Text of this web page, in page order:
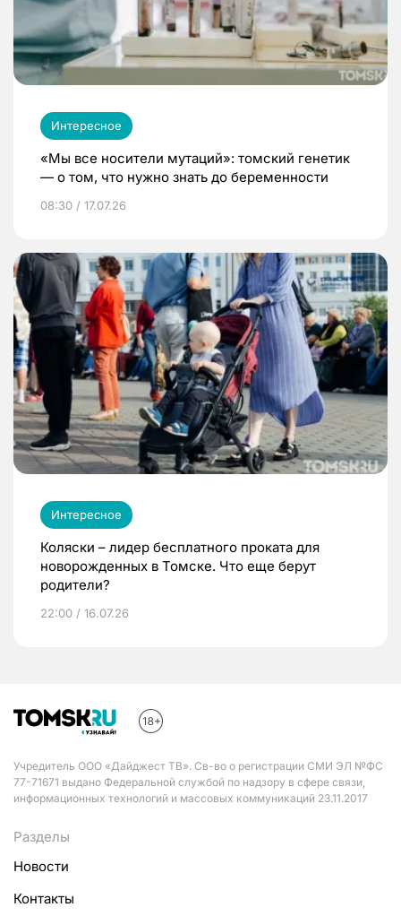
Интересное
«Мы все носители мутаций»: томский генетик
— о том, что нужно знать до беременности
08:30 / 17.07.26
Интересное
Коляски – лидер бесплатного проката для
новорожденных в Томске. Что еще берут
родители?
22:00 / 16.07.26
Учредитель ООО «Дайджест ТВ». Св-во о регистрации СМИ ЭЛ №ФС
77-71671 выдано Федеральной службой по надзору в сфере связи,
информационных технологий и массовых коммуникаций 23.11.2017
Разделы
Новости
Контакты